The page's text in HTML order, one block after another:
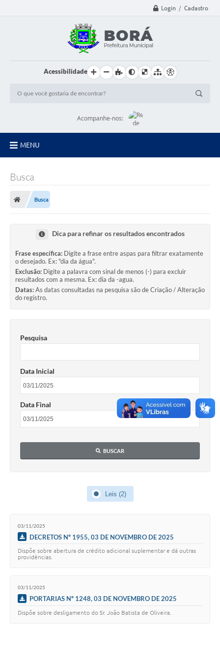
Login / Cadastro
Acessibilidade
Acompanhe-nos:
MENU
Transparência
Editais
Portal do Servidor
Poder Executivo (Estrutura Adm.)
Serviços ao Contribuinte
Contas Públicas
Concursos
Guia Rápido
Galeria de Vídeos
Busca
Busca
Dica para refinar os resultados encontrados
Frase específica: Digite a frase entre aspas para filtrar exatamente
o desejado. Ex: "dia da água".
Exclusão: Digite a palavra com sinal de menos (-) para excluir
resultados com a mesma. Ex: dia da -agua.
Datas:As datas consultadas na pesquisa são de Criação / Alteração
do registro.
Pesquisa
Data Inicial
Data Final
BUSCAR
Leis (2)
03/11/2025
DECRETOS Nº 1955, 03 DE NOVEMBRO DE 2025
Dispõe sobre abertura de crédito adicional suplementar e dá outras
providências.
03/11/2025
PORTARIAS Nº 1248, 03 DE NOVEMBRO DE 2025
Dispõe sobre desligamento do Sr. João Batista de Oliveira.